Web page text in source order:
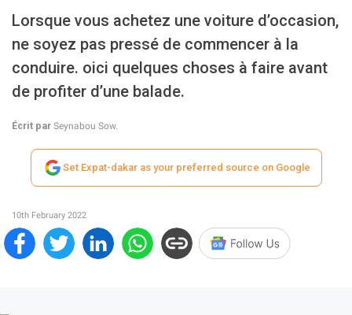
Lorsque vous achetez une voiture d’occasion,
ne soyez pas pressé de commencer à la
conduire. oici quelques choses à faire avant
de profiter d’une balade.
Écrit par Seynabou Sow.
Set Expat-dakar as your preferred source on Google
10th February 2022